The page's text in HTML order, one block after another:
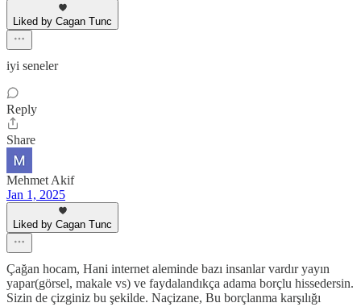
Liked by Cagan Tunc
iyi seneler
Reply
Share
Mehmet Akif
Jan 1, 2025
Liked by Cagan Tunc
Çağan hocam, Hani internet aleminde bazı insanlar vardır yayın
yapar(görsel, makale vs) ve faydalandıkça adama borçlu hissedersin.
Sizin de çizginiz bu şekilde. Naçizane, Bu borçlanma karşılığı